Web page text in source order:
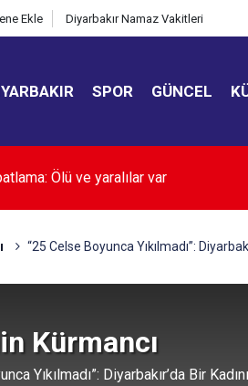
Ekle Diyarbakır Namaz Vakitleri
SPOR GÜNCEL
PSK’ye ziyaret
“25 Celse Boyunca Yıkılmadı”:
Kürmancı
Yıkılmadı”: Diyarbakır’da Bir